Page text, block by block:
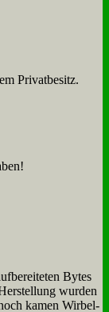
Privatbesitz.
Bytes
wurden
kamen Wir­bel­